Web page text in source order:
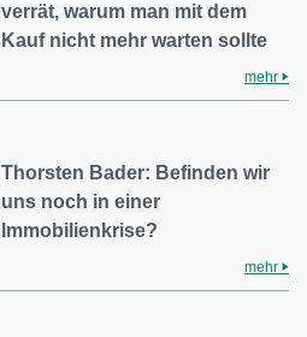
verrät, warum man mit dem
Kauf nicht mehr warten sollte
mehr
Thorsten Bader: Befinden wir
uns noch in einer
Immobilienkrise?
mehr